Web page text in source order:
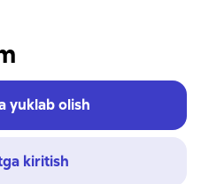
yuklab olish
kiritish